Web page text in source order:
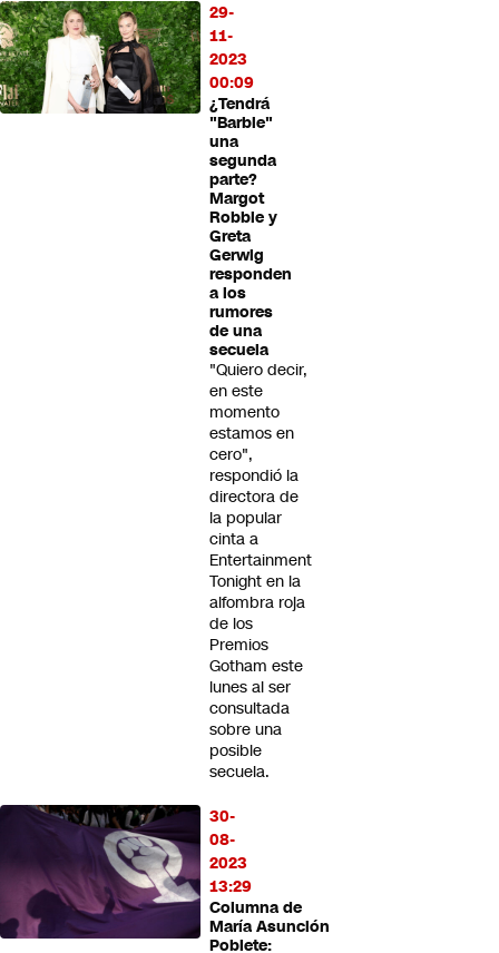
29-
11-
2023
00:09
¿Tendrá
"Barbie"
una
segunda
parte?
Margot
Robbie y
Greta
Gerwig
responden
a los
rumores
de una
secuela
"Quiero decir,
en este
momento
estamos en
cero",
respondió la
directora de
la popular
cinta a
Entertainment
Tonight en la
alfombra roja
de los
Premios
Gotham este
lunes al ser
consultada
sobre una
posible
secuela.
30-
08-
2023
13:29
Columna de
María Asunción
Poblete: